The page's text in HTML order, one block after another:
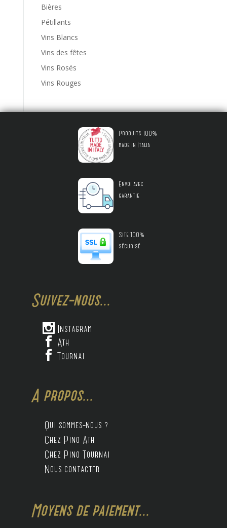
Bières
Pétillants
Vins Blancs
Vins des fêtes
Vins Rosés
Vins Rouges
Produits 100%
made in Italia
Envoi avec
garantie
Site 100%
sécurisé
Suivez-nous...
 Instagram
 Ath
 Tournai
A propos...
Qui sommes-nous ?
Chez Pino Ath
Chez Pino Tournai
Nous contacter
Moyens de paiement...